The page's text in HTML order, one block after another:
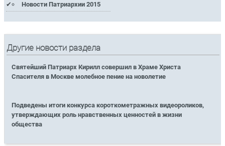
Новости Патриархии 2015
Другие новости раздела
Святейший Патриарх Кирилл совершил в Храме Христа
Спасителя в Москве молебное пение на новолетие
Подведены итоги конкурса короткометражных видеороликов,
утверждающих роль нравственных ценностей в жизни
общества